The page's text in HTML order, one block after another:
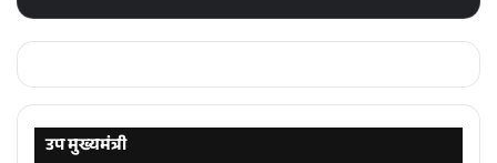
उप मुख्यमंत्री